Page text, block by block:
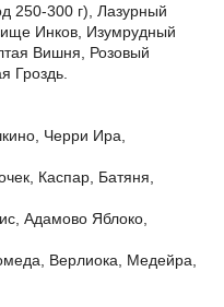
250-300 г), Лазурный
Инков, Изумрудный
Вишня, Розовый
Гроздь.
Черри Ира,
Каспар, Батяня,
Адамово Яблоко,
Верлиока, Медейра,